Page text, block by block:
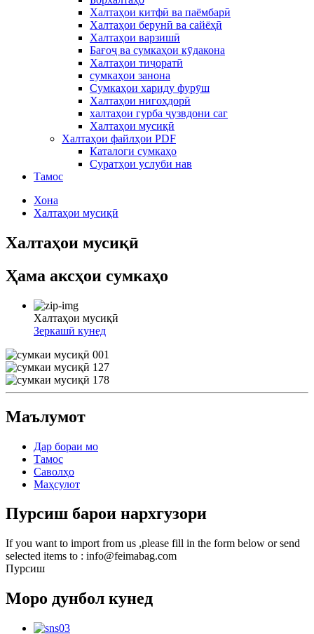
Халтаҳои китфӣ ва паёмбарӣ
Халтаҳои берунӣ ва сайёҳӣ
Халтаҳои варзишӣ
Бағоҷ ва сумкаҳои кӯдакона
Халтаҳои тиҷоратӣ
сумкаҳои занона
Сумкаҳои хариду фурӯш
Халтаҳои нигоҳдорӣ
халтаҳои гурба ҷузвдони саг
Халтаҳои мусиқӣ
Халтаҳои файлҳои PDF
Каталоги сумкаҳо
Суратҳои услуби нав
Тамос
Хона
Халтаҳои мусиқӣ
Халтаҳои мусиқӣ
Ҳама аксҳои сумкаҳо
Халтаҳои мусиқӣ
Зеркашӣ кунед
Маълумот
Дар бораи мо
Тамос
Саволҳо
Маҳсулот
Пурсиш барои нархгузори
If you want to import from us ,please fill in the form below or send
selected items to : info@feimabag.com
Пурсиш
Моро дунбол кунед